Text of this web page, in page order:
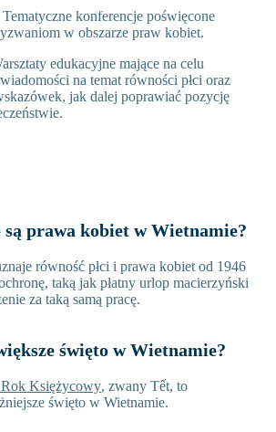
Tematyczne konferencje poświęcone
w obszarze praw kobiet.
edukacyjne mające na celu
na temat równości płci oraz
jak dalej poprawiać pozycję
prawa kobiet w Wietnamie?
równość płci i prawa kobiet od 1946
taką jak płatny urlop macierzyński
za taką samą pracę.
święto w Wietnamie?
Księżycowy, zwany Tết, to
święto w Wietnamie.